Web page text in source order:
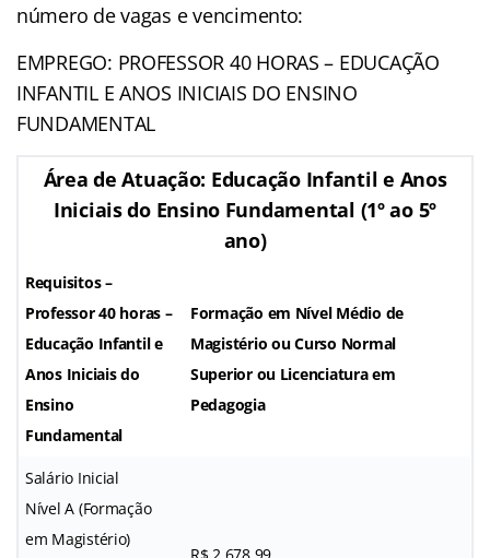
número de vagas e vencimento:
EMPREGO: PROFESSOR 40 HORAS – EDUCAÇÃO
INFANTIL E ANOS INICIAIS DO ENSINO
FUNDAMENTAL
Área de Atuação: Educação Infantil e Anos
Iniciais do Ensino Fundamental (1º ao 5º
ano)
Requisitos –
Professor 40 horas –
Educação Infantil e
Anos Iniciais do
Ensino
Fundamental
Formação em Nível Médio de
Magistério ou Curso Normal
Superior ou Licenciatura em
Pedagogia
Salário Inicial
Nível A (Formação
em Magistério)